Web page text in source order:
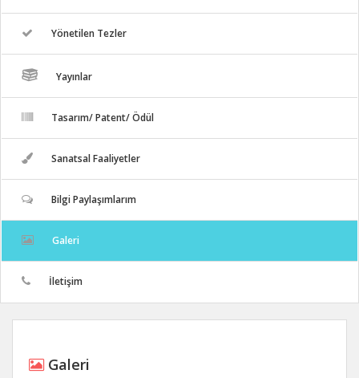
Yönetilen Tezler
Yayınlar
Tasarım/ Patent/ Ödül
Sanatsal Faaliyetler
Bilgi Paylaşımlarım
Galeri
İletişim
Galeri